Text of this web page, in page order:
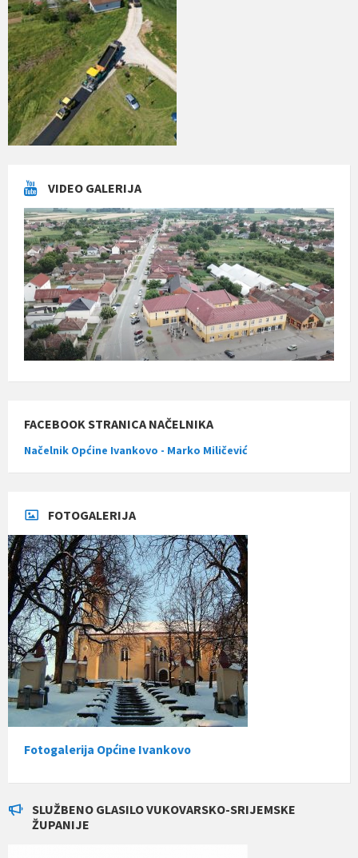
VIDEO GALERIJA
FACEBOOK STRANICA NAČELNIKA
Načelnik Općine Ivankovo - Marko Miličević
FOTOGALERIJA
Fotogalerija Općine Ivankovo
SLUŽBENO GLASILO VUKOVARSKO-SRIJEMSKE
ŽUPANIJE